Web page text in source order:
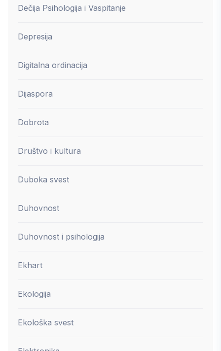
Dečija Psihologija i Vaspitanje
Depresija
Digitalna ordinacija
Dijaspora
Dobrota
Društvo i kultura
Duboka svest
Duhovnost
Duhovnost i psihologija
Ekhart
Ekologija
Ekološka svest